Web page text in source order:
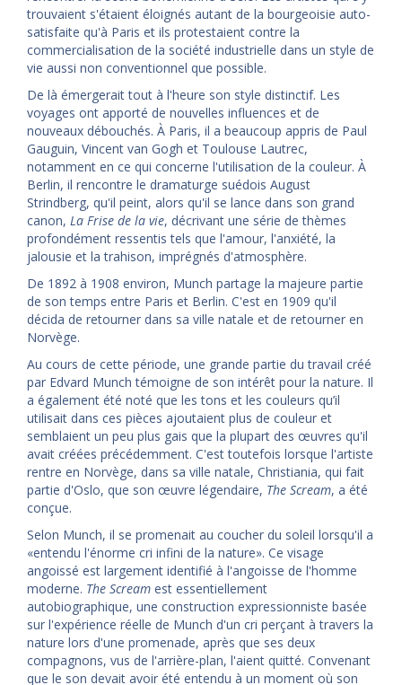
trouvaient s'étaient éloignés autant de la bourgeoisie auto-
satisfaite qu'à Paris et ils protestaient contre la
commercialisation de la société industrielle dans un style de
vie aussi non conventionnel que possible.
De là émergerait tout à l'heure son style distinctif. Les
voyages ont apporté de nouvelles influences et de
nouveaux débouchés. À Paris, il a beaucoup appris de Paul
Gauguin, Vincent van Gogh et Toulouse Lautrec,
notamment en ce qui concerne l'utilisation de la couleur. À
Berlin, il rencontre le dramaturge suédois August
Strindberg, qu'il peint, alors qu'il se lance dans son grand
canon, La Frise de la vie, décrivant une série de thèmes
profondément ressentis tels que l'amour, l'anxiété, la
jalousie et la trahison, imprégnés d'atmosphère.
De 1892 à 1908 environ, Munch partage la majeure partie
de son temps entre Paris et Berlin. C'est en 1909 qu'il
décida de retourner dans sa ville natale et de retourner en
Norvège.
Au cours de cette période, une grande partie du travail créé
par Edvard Munch témoigne de son intérêt pour la nature. Il
a également été noté que les tons et les couleurs qu’il
utilisait dans ces pièces ajoutaient plus de couleur et
semblaient un peu plus gais que la plupart des œuvres qu'il
avait créées précédemment. C'est toutefois lorsque l'artiste
rentre en Norvège, dans sa ville natale, Christiania, qui fait
partie d'Oslo, que son œuvre légendaire, The Scream, a été
conçue.
Selon Munch, il se promenait au coucher du soleil lorsqu'il a
«entendu l'énorme cri infini de la nature». Ce visage
angoissé est largement identifié à l'angoisse de l'homme
moderne. The Scream est essentiellement
autobiographique, une construction expressionniste basée
sur l'expérience réelle de Munch d'un cri perçant à travers la
nature lors d'une promenade, après que ses deux
compagnons, vus de l'arrière-plan, l'aient quitté. Convenant
que le son devait avoir été entendu à un moment où son